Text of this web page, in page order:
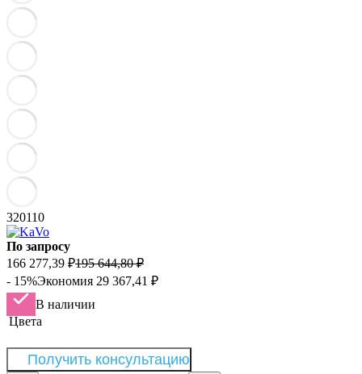
320110
По запросу
166 277,39 ₽195 644,80 ₽
- 15%Экономия 29 367,41 ₽
В наличии
Цвета
Получить консультацию